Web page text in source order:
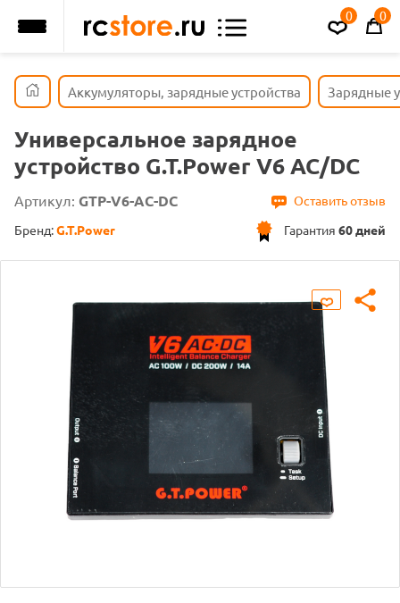
0 0
Аккумуляторы, зарядные устройства Зарядные
Универсальное зарядное
устройство G.T.Power V6 AC/DC
Артикул: GTP-V6-AC-DC
Оставить отзыв
Гарантия 60 дней
Бренд:G.T.Power